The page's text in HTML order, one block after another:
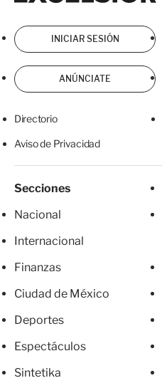
INICIAR SESIÓN
ANÚNCIATE
Directorio
Aviso de Privacidad
Secciones
Nacional
Internacional
Finanzas
Ciudad de México
Deportes
Espectáculos
Sintetika